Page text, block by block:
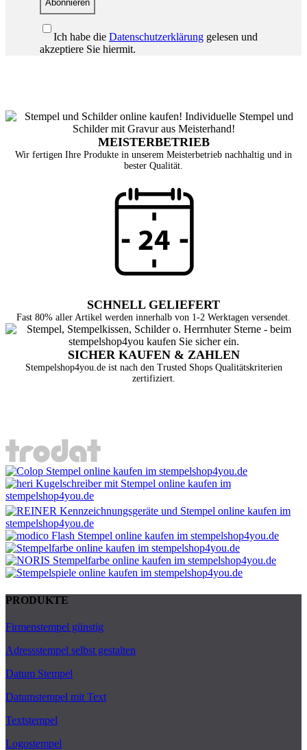
Abonnieren
Ich habe die Datenschutzerklärung gelesen und
akzeptiere Sie hiermit.
MEISTERBETRIEB
Wir fertigen Ihre Produkte in unserem Meisterbetrieb nachhaltig und in
bester Qualität.
SCHNELL GELIEFERT
Fast 80% aller Artikel werden innerhalb von 1-2 Werktagen versendet.
SICHER KAUFEN & ZAHLEN
Stempelshop4you.de ist nach den Trusted Shops Qualitätskriterien
zertifiziert.
PRODUKTE
Firmenstempel günstig
Adressstempel selbst gestalten
Datum Stempel
Datumstempel mit Text
Textstempel
Logostempel